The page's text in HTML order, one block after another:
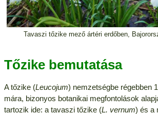
Tavaszi tőzike mező ártéri erdőben,
Tőzike bemutatása
A tőzike (Leucojum) nemzetségbe régebben
mára, bizonyos botanikai megfontolások
tartozik ide: a tavaszi tőzike (L. vernum) és a